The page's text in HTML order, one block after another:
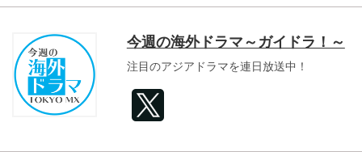
今週の海外ドラマ～ガイドラ！～
注目のアジアドラマを連日放送中！